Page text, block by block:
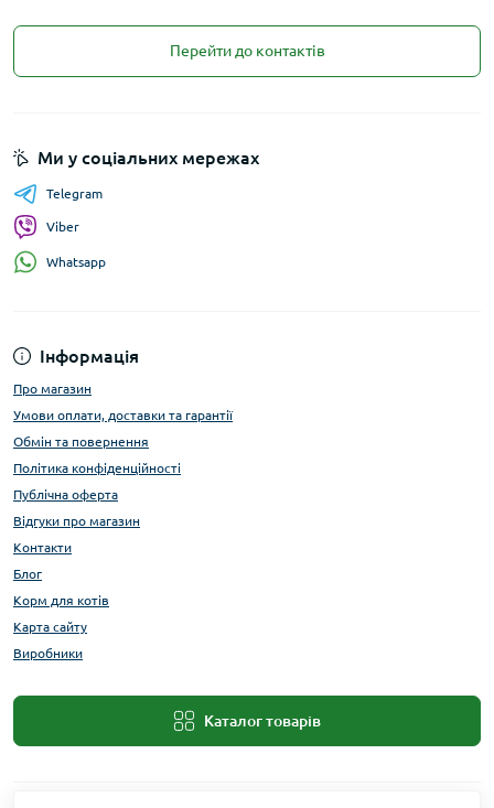
Перейти до контактів
Інформація
Про магазин
Умови оплати, доставки та гарантії
Обмін та повернення
Політика конфіденційності
Публічна оферта
Відгуки про магазин
Контакти
Блог
Корм для котів
Карта сайту
Виробники
Каталог товарів
Ми у соціальних мережах
Telegram
Viber
Whatsapp